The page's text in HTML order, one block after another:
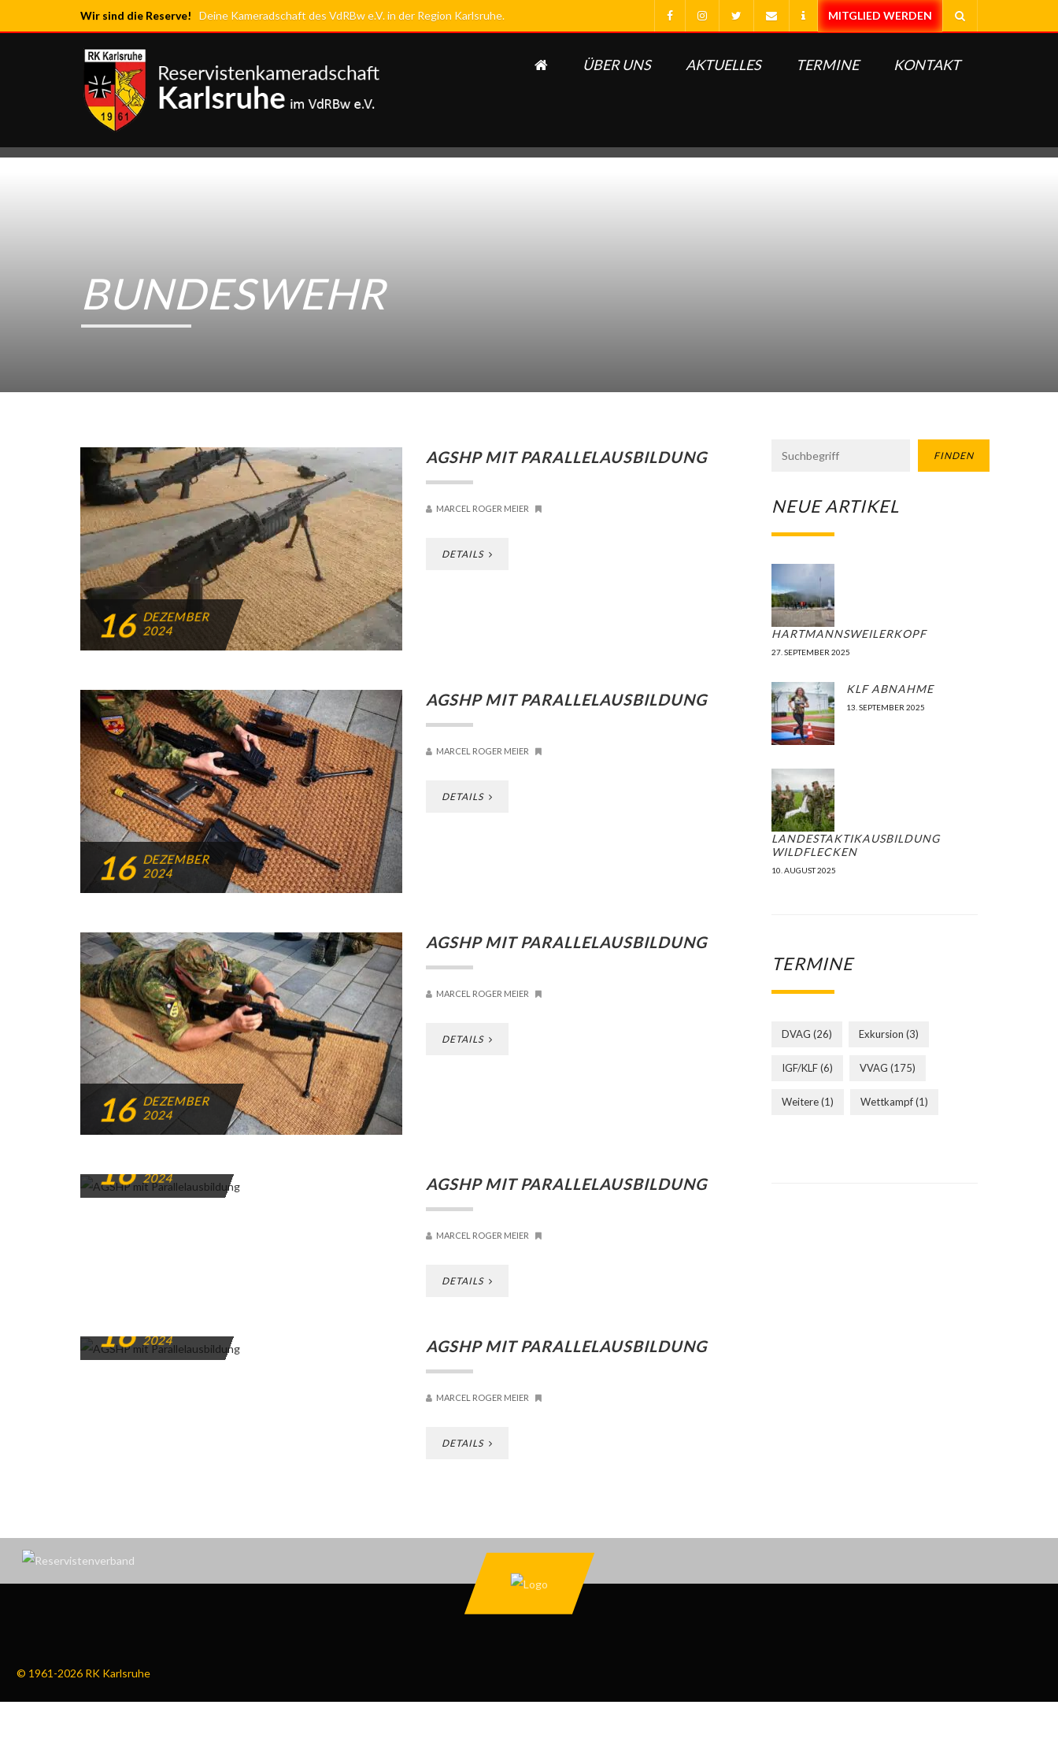
Wir sind die Reserve! Deine Kameradschaft des VdRBw e.V. in der Region Karlsruhe.
ÜBER UNS AKTUELLES TERMINE KONTAKT
BUNDESWEHR
16 DEZEMBER
2024
AGSHP MIT PARALLELAUSBILDUNG
MARCEL ROGER MEIER
DETAILS
16 DEZEMBER
2024
AGSHP MIT PARALLELAUSBILDUNG
MARCEL ROGER MEIER
DETAILS
16 DEZEMBER
2024
AGSHP MIT PARALLELAUSBILDUNG
MARCEL ROGER MEIER
DETAILS
16 2024
AGSHP MIT PARALLELAUSBILDUNG
MARCEL ROGER MEIER
DETAILS
16 2024
AGSHP MIT PARALLELAUSBILDUNG
MARCEL ROGER MEIER
DETAILS
FINDEN
NEUE ARTIKEL
HARTMANNSWEILERKOPF
27. SEPTEMBER 2025
KLF ABNAHME
13. SEPTEMBER 2025
LANDESTAKTIKAUSBILDUNG
WILDFLECKEN
10. AUGUST 2025
TERMINE
DVAG (26) Exkursion (3)
IGF/KLF(6) VVAG (175)
Weitere(1) Wettkampf(1)
© 1961-2026 RK Karlsruhe